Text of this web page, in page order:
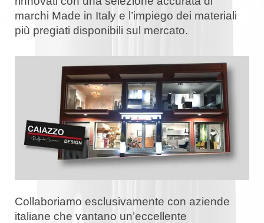
marchi Made in Italy e l’impiego dei materiali
più pregiati disponibili sul mercato.
Collaboriamo esclusivamente con aziende
italiane che vantano un’eccellente